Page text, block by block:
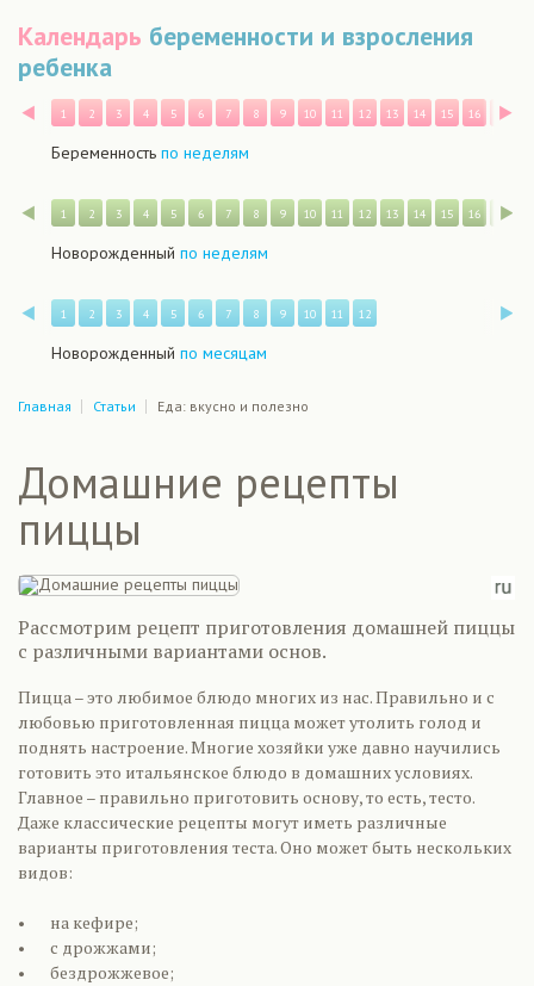
Календарь беременности и взросления
ребенка
Назад
1 2 3 4 5 6 7 8 9 10 11 12 13 14 15 16 17
Беременность по неделям
Назад
1 2 3 4 5 6 7 8 9 10 11 12 13 14 15 16 17
Новорожденный по неделям
Назад
1 2 3 4 5 6 7 8 9 10 11 12
Новорожденный по месяцам
Главная Статьи Еда: вкусно и полезно
Домашние рецепты
пиццы
Рассмотрим рецепт приготовления домашней пиццы
с различными вариантами основ.
Пицца – это любимое блюдо многих из нас. Правильно и с
любовью приготовленная пицца может утолить голод и
поднять настроение. Многие хозяйки уже давно научились
готовить это итальянское блюдо в домашних условиях.
Главное – правильно приготовить основу, то есть, тесто.
Даже классические рецепты могут иметь различные
варианты приготовления теста. Оно может быть нескольких
видов:
• на кефире;
• с дрожжами;
• бездрожжевое;